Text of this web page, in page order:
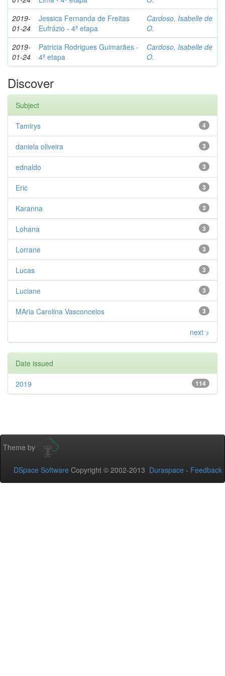
2019-
01-24
Jessica Fernanda de Freitas
Eufrázio - 4ª etapa
Cardoso, Isabelle de
O.
2019-
01-24
Patricia Rodrigues Guimarães -
4ª etapa
Cardoso, Isabelle de
O.
Discover
Subject
4
Tamirys
3
daniela oliveira
3
ednaldo
3
Eric
3
Karanna
3
Lohana
3
Lorrane
3
Lucas
3
Luciane
3
MAria Carolina Vasconcelos
next >
Date issued
114
2019
Theme by
DSpace Software Copyright © 2002-2013 Duraspace - Feedback